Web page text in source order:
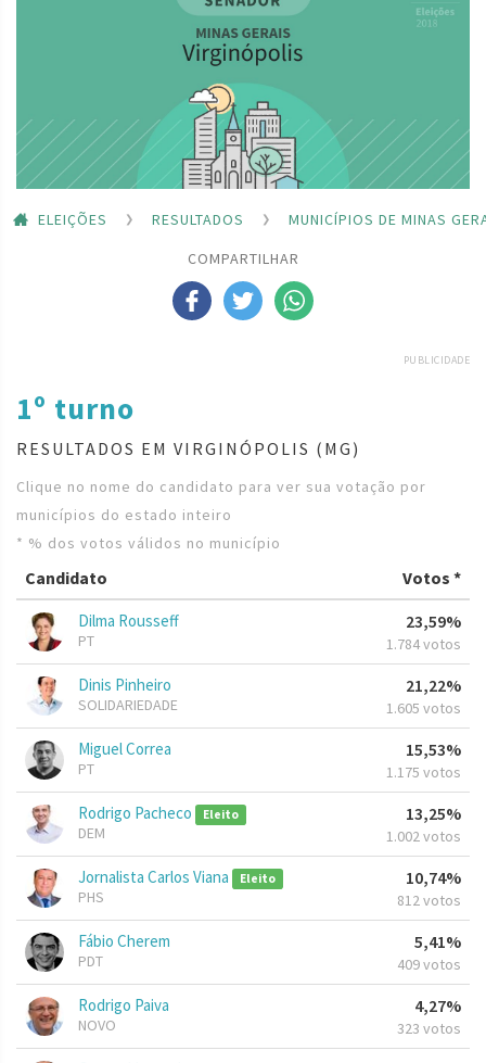
ELEIÇÕES RESULTADOS
MUNICÍPIOS DE MINAS
COMPARTILHAR
PUBLICIDADE
1º turno
RESULTADOS EM VIRGINÓPOLIS (MG)
Clique no nome do candidato para ver sua votação por
municípios do estado inteiro
* % dos votos válidos no município
Candidato Votos *
Dilma Rousseff
PT
23,59%
1.784 votos
Dinis Pinheiro
SOLIDARIEDADE
21,22%
1.605 votos
Miguel Correa
PT
15,53%
1.175 votos
Rodrigo Pacheco Eleito
DEM
13,25%
1.002 votos
Jornalista Carlos Viana Eleito
PHS
10,74%
812 votos
Fábio Cherem
PDT
5,41%
409 votos
Rodrigo Paiva
NOVO
4,27%
323 votos